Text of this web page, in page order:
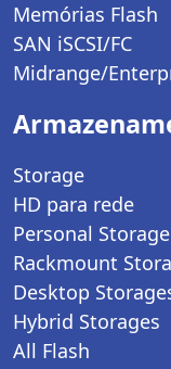
Memórias Flash
SAN iSCSI/FC
Midrange/
Storage
HD para rede
Personal Storage
Rackmount
Desktop
Hybrid Storages
All Flash